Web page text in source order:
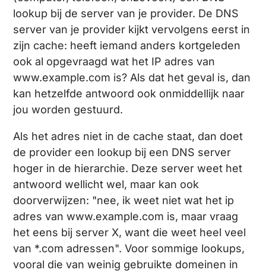
lookup bij de server van je provider. De DNS
server van je provider kijkt vervolgens eerst in
zijn cache: heeft iemand anders kortgeleden
ook al opgevraagd wat het IP adres van
www.example.com is? Als dat het geval is, dan
kan hetzelfde antwoord ook onmiddellijk naar
jou worden gestuurd.
Als het adres niet in de cache staat, dan doet
de provider een lookup bij een DNS server
hoger in de hierarchie. Deze server weet het
antwoord wellicht wel, maar kan ook
doorverwijzen: "nee, ik weet niet wat het ip
adres van www.example.com is, maar vraag
het eens bij server X, want die weet heel veel
van *.com adressen". Voor sommige lookups,
vooral die van weinig gebruikte domeinen in